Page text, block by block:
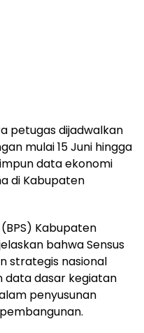
petugas dijadwalkan
mulai 15 Juni hingga
data ekonomi
di Kabupaten
Kabupaten
bahwa Sensus
strategis nasional
data dasar kegiatan
penyusunan